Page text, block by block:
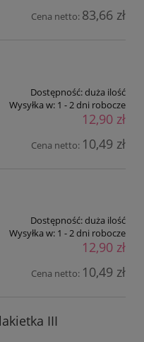
Cena netto: 83,66 zł
Dostępność:duża ilość
Wysyłka w: 1 - 2 dni robocze
12,90 zł
Cena netto: 10,49 zł
Dostępność:duża ilość
Wysyłka w: 1 - 2 dni robocze
12,90 zł
Cena netto: 10,49 zł
III